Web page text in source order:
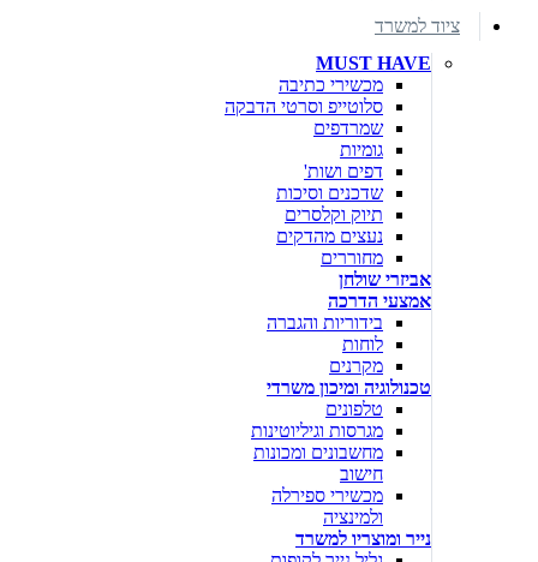
ציוד למשרד
MUST HAVE
מכשירי כתיבה
סלוטייפ וסרטי הדבקה
שמרדפים
גומיות
דפים ושות'
שדכנים וסיכות
תיוק וקלסרים
נעצים מהדקים
מחוררים
אביזרי שולחן
אמצעי הדרכה
בידוריות והגברה
לוחות
מקרנים
טכנולוגיה ומיכון משרדי
טלפונים
מגרסות וגיליוטינות
מחשבונים ומכונות
חישוב
מכשירי ספירלה
ולמינציה
נייר ומוצריו למשרד